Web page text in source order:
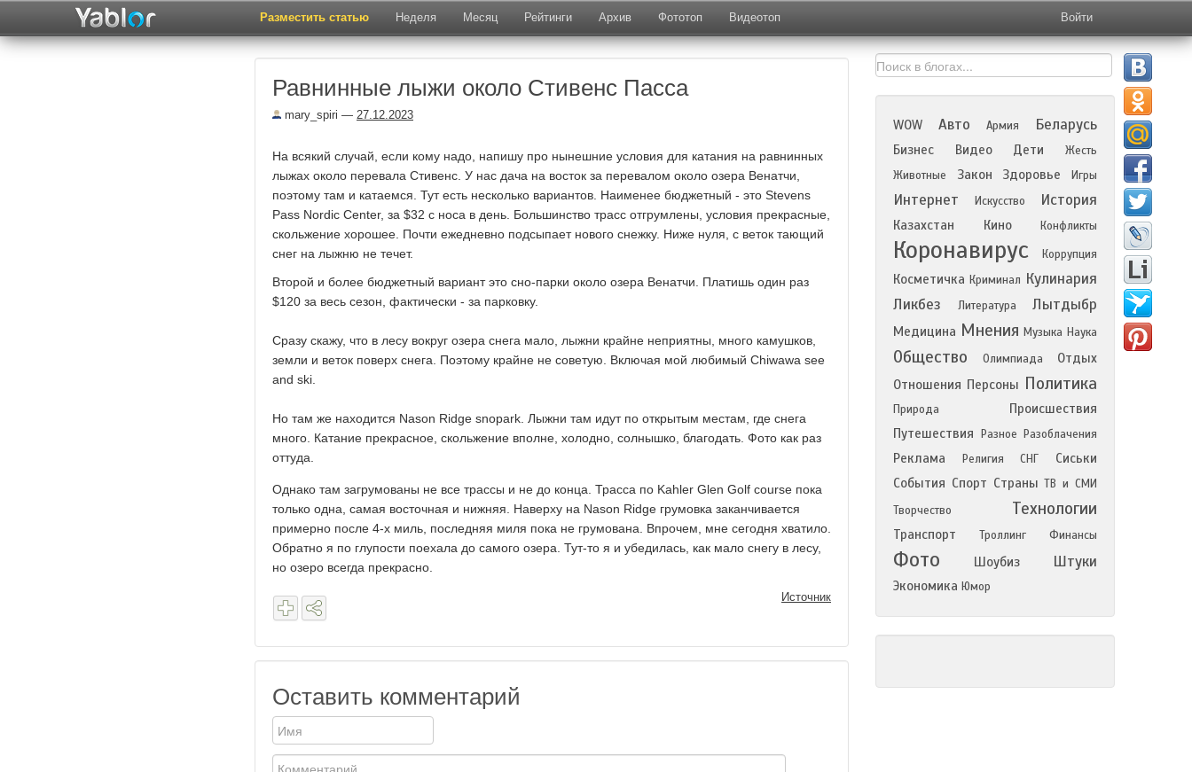
Разместить статью Неделя Месяц Рейтинги Архив Фототоп Видеотоп Войти
Равнинные лыжи около Стивенс Пасса
mary_spiri — 27.12.2023
На всякий случай, если кому надо, напишу про нынешние условия для катания на равнинных
лыжах около перевала Стивенс. У нас дача на восток за перевалом около озера Венатчи,
поэтому там и катаемся. Тут есть несколько вариантов. Наименее бюджетный - это Stevens
Pass Nordic Center, за $32 с носа в день. Большинство трасс отгрумлены, условия прекрасные,
скольжение хорошее. Почти ежедневно подсыпает нового снежку. Ниже нуля, с веток тающий
снег на лыжню не течет.
Второй и более бюджетный вариант это сно-парки около озера Венатчи. Платишь один раз
$120 за весь сезон, фактически - за парковку.
Сразу скажу, что в лесу вокруг озера снега мало, лыжни крайне неприятны, много камушков,
земли и веток поверх снега. Поэтому крайне не советую. Включая мой любимый Chiwawa see
and ski.
Но там же находится Nason Ridge snopark. Лыжни там идут по открытым местам, где снега
много. Катание прекрасное, скольжение вполне, холодно, солнышко, благодать. Фото как раз
оттуда.
Однако там загрумованы не все трассы и не до конца. Трасса по Kahler Glen Golf course пока
только одна, самая восточная и нижняя. Наверху на Nason Ridge грумовка заканчивается
примерно после 4-х миль, последняя миля пока не грумована. Впрочем, мне сегодня хватило.
Обратно я по глупости поехала до самого озера. Тут-то я и убедилась, как мало снегу в лесу,
но озеро всегда прекрасно.
Источник
Оставить комментарий
WOW Авто Армия Беларусь
Бизнес Видео Дети
Жесть
Животные
Закон Здоровье Игры
Интернет Искусство История
Казахстан Кино Конфликты
Коронавирус Коррупция
Косметичка Криминал Кулинария
Ликбез
Литература Лытдыбр
Медицина Мнения Музыка Наука
Общество Олимпиада
Отдых
Отношения Персоны Политика
Природа
Происшествия
Путешествия
Разное Разоблачения
Реклама Религия СНГ
Сиськи
События Спорт Страны ТВ и СМИ
Творчество
Технологии
Транспорт Троллинг Финансы
Фото Шоубиз Штуки
Экономика Юмор